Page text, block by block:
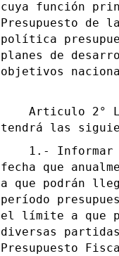
cuya función
Presupuesto de
política
planes de
objetivos
Articulo 2° La
tendrá las
1.- Informar
fecha que
a que podrán
período
el límite a que
diversas
Presupuesto